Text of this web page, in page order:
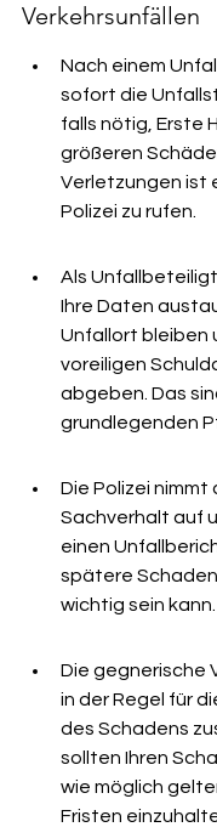
Verkehrsunfällen
Nach einem
sofort die
falls nötig, Erste
größeren
Verletzungen ist
Polizei zu rufen.
Als
Ihre Daten
Unfallort bleiben
voreiligen
abgeben. Das
grundlegenden
Die Polizei
Sachverhalt auf
einen
spätere
wichtig sein kann.
Die gegnerische
in der Regel für
des Schadens
sollten Ihren
wie möglich
Fristen